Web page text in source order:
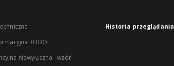
RODO
niewyłączna - wzór
Historia przeglądania